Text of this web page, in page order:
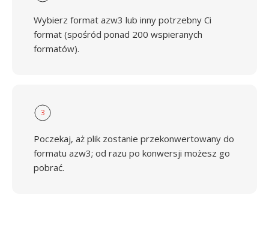
Wybierz format azw3 lub inny potrzebny Ci
format (spośród ponad 200 wspieranych
formatów).
3
Poczekaj, aż plik zostanie przekonwertowany do
formatu azw3; od razu po konwersji możesz go
pobrać.